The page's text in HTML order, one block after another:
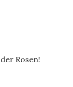
Rosen!